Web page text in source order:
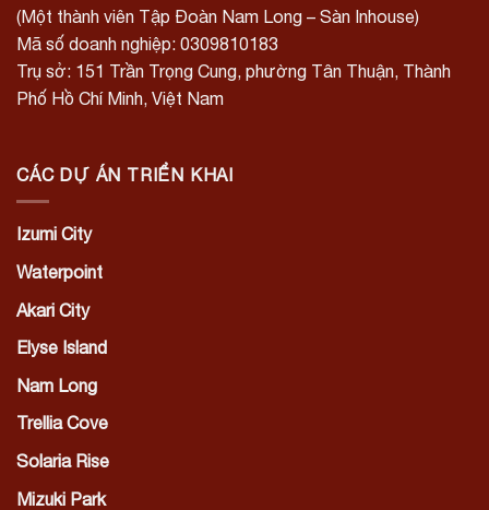
(Một thành viên Tập Đoàn Nam Long – Sàn Inhouse)
Mã số doanh nghiệp: 0309810183
Trụ sở: 151 Trần Trọng Cung, phường Tân Thuận, Thành
Phố Hồ Chí Minh, Việt Nam
CÁC DỰ ÁN TRIỂN KHAI
Izumi City
Waterpoint
Akari City
Elyse Island
Nam Long
Trellia Cove
Solaria Rise
Mizuki Park